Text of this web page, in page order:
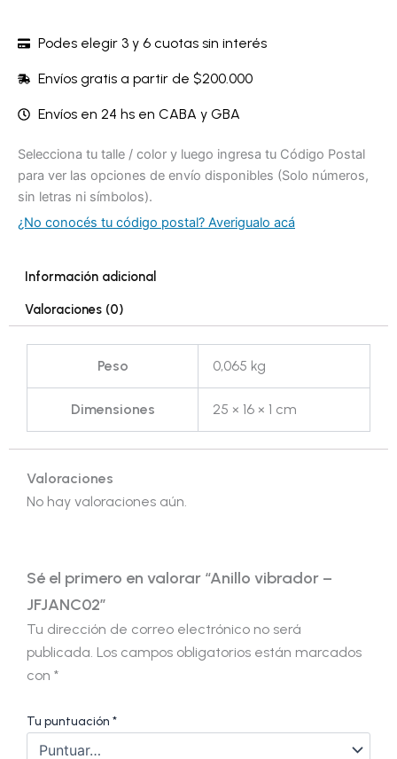
Podes elegir 3 y 6 cuotas sin interés
Envíos gratis a partir de $200.000
Envíos en 24 hs en CABA y GBA
Selecciona tu talle / color y luego ingresa tu Código Postal
para ver las opciones de envío disponibles (Solo números,
sin letras ni símbolos).
¿No conocés tu código postal? Averigualo acá
Información adicional
Valoraciones (0)
Peso 0,065 kg
Dimensiones 25 × 16 × 1 cm
Valoraciones
No hay valoraciones aún.
Sé el primero en valorar “Anillo vibrador –
JFJANC02”
Tu dirección de correo electrónico no será
publicada. Los campos obligatorios están marcados
con *
Tu puntuación *